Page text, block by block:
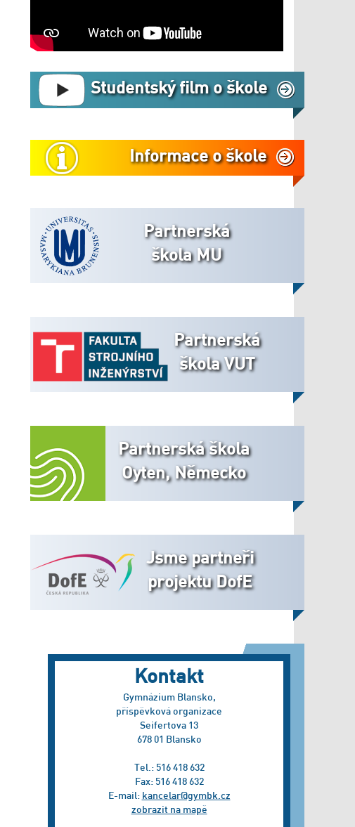
Studentský film o škole
Informace o škole
Partnerská
škola MU
Partnerská
škola VUT
Partnerská škola
Oyten, Německo
Jsme partneři
projektu DofE
Kontakt
Gymnázium Blansko,
příspěvková organizace
Seifertova 13
678 01 Blansko
Tel.: 516 418 632
Fax: 516 418 632
E-mail: kancelar@gymbk.cz
zobrazit na mapě